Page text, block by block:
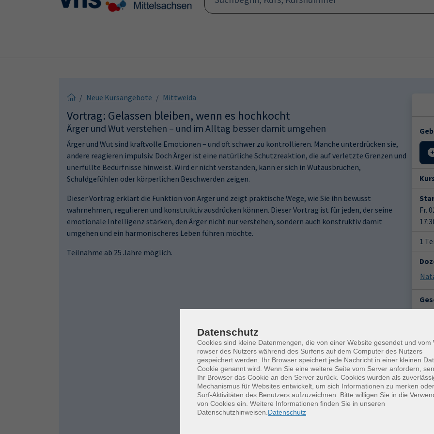
Skip to main content
Skip to page footer
Neue Kursangebote Mittweida
Vortrag: Gelassen bleiben, wenn es hochkocht
Ärger und Wut verstehen – und im Alltag besser damit umgehen
Ärger und Wut sind kraftvolle Emotionen – und oft schwer zu kontrollieren. Manche unterdrücken sie,
andere reagieren impulsiv. Doch Ärger ist eine natürliche Schutzreaktion, die auf verletzte Grenzen und
unerfüllte Bedürfnisse hinweist. Wird er nicht verstanden, kann er sich in Wutausbrüchen,
Schuldgefühlen oder körperlichen Beschwerden zeigen.
Dieser Vortrag erklärt die Funktion von Ärger und zeigt praktische Wege, wie Sie ihn bewusst
wahrnehmen, regulieren und konstruktiv ausdrücken können. Dieser Vortrag ist für jeden, der seine
emotionale Intelligenz stärken, den Ärger nicht nur verstehen, sondern auch konstruktiv damit
umgehen und ein harmonischeres Leben führen möchte.
Teilnahme ab 25 Jahre möglich.
Fr.
1
Datenschutz
Cookies sind kleine Datenmengen, die von einer Website gesendet und vom
rowser des Nutzers während des Surfens auf dem Computer des Nutzers
gespeichert werden. Ihr Browser speichert jede Nachricht in einer kleinen
Cookie genannt wird. Wenn Sie eine weitere Seite vom Server anfordern,
Ihr Browser das Cookie an den Server zurück. Cookies wurden als
Mechanismus für Websites entwickelt, um sich Informationen zu merken
Surf-Aktivitäten des Benutzers aufzuzeichnen. Bitte willigen Sie in die
von Cookies ein. Weitere Informationen finden Sie in unseren
Datenschutzhinweisen. Datenschutz